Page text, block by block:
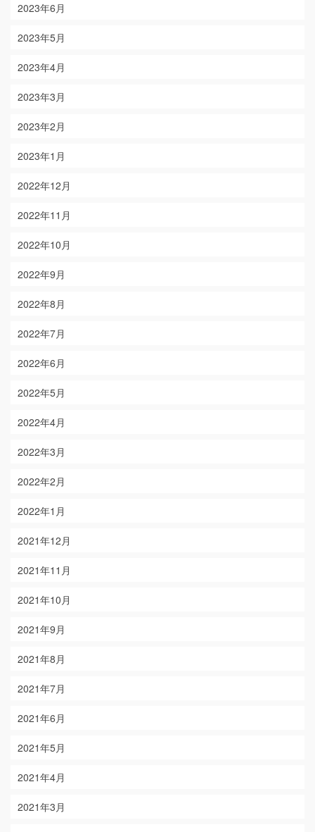
2023年6月
2023年5月
2023年4月
2023年3月
2023年2月
2023年1月
2022年12月
2022年11月
2022年10月
2022年9月
2022年8月
2022年7月
2022年6月
2022年5月
2022年4月
2022年3月
2022年2月
2022年1月
2021年12月
2021年11月
2021年10月
2021年9月
2021年8月
2021年7月
2021年6月
2021年5月
2021年4月
2021年3月